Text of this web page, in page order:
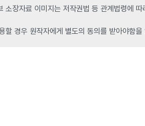
소장자료 이미지는 저작권법 등 관계법령에
할 경우 원작자에게 별도의 동의를 받아야함을